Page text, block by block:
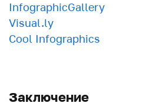
InfographicGallery
Visual.ly
Cool Infographics
Заключение